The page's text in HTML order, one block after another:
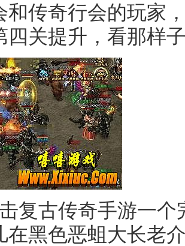
和传奇行会的玩家
四关提升，看那样
复古传奇手游一
在黑色恶蛆大长老